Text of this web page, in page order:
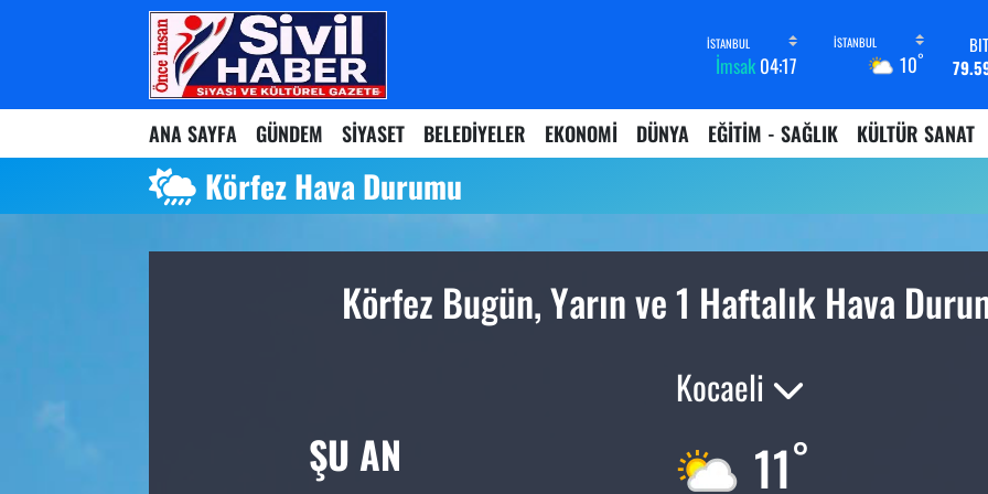
İmsak 04:17 10°
ANA SAYFA GÜNDEM SİYASET BELEDİYELER EKONOMİ DÜNYA EĞİTİM - SAĞLIK KÜLTÜR SANAT
Körfez Hava Durumu
Körfez Bugün, Yarın ve 1 Haftalık Hava
ŞU AN
Kocaeli
11°
Nöbetçi Eczaneler
Hava Durumu
Namaz Vakitleri
Trafik Durumu